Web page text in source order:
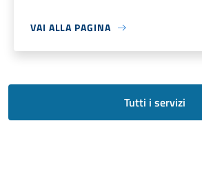
VAI ALLA PAGINA
Tutti i servizi